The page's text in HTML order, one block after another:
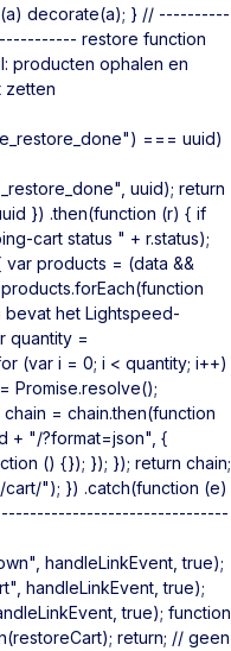
decorate(a); } // ----------
restore function
producten ophalen en
zetten
=== uuid)
uuid); return
}) .then(function (r) { if
cart status " + r.status);
products = (data &&
het Lightspeed-
quantity =
(var i = 0; i < quantity; i++)
Promise.resolve();
= chain.then(function
+ "/?format=json", {
() {}); }); }); return chain;
"); }) .catch(function (e)
handleLinkEvent, true);
handleLinkEvent, true);
true); function
return; // geen